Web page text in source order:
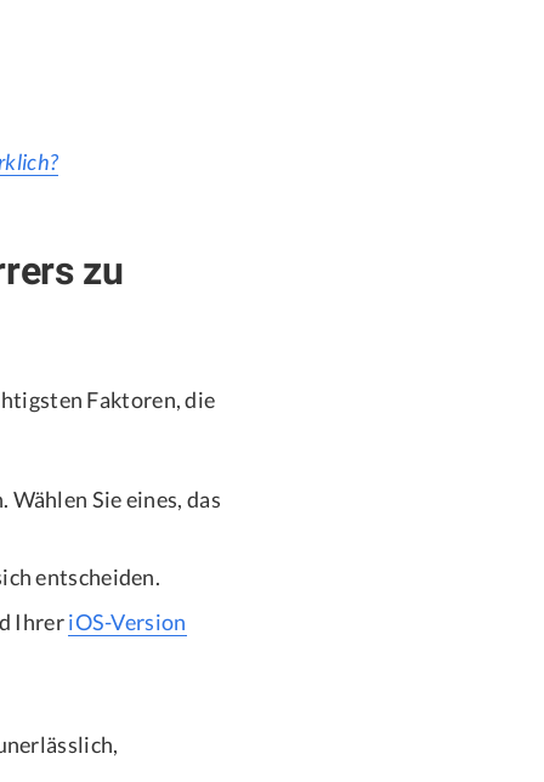
zu
Faktoren, die
Sie eines, das
entscheiden.
IhreriOS-Version